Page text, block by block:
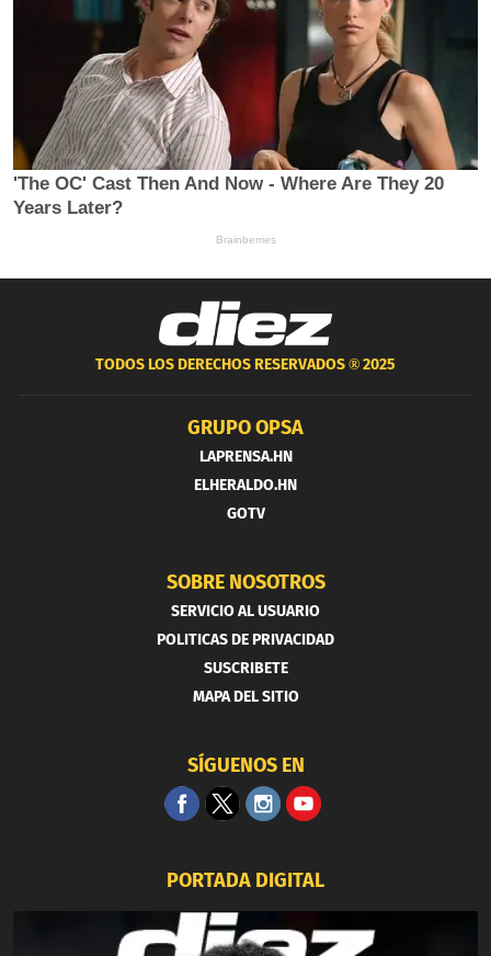
TODOS LOS DERECHOS RESERVADOS ®2025
GRUPO OPSA
LAPRENSA.HN
ELHERALDO.HN
GOTV
SOBRE NOSOTROS
SERVICIO AL USUARIO
POLITICAS DE PRIVACIDAD
SUSCRIBETE
MAPA DEL SITIO
SÍGUENOS EN
PORTADA DIGITAL